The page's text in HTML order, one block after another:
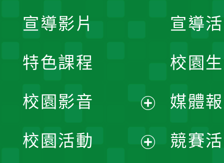
宣導
校園
媒體
競賽
宣導影片
特色課程
校園影音
開
校園活動